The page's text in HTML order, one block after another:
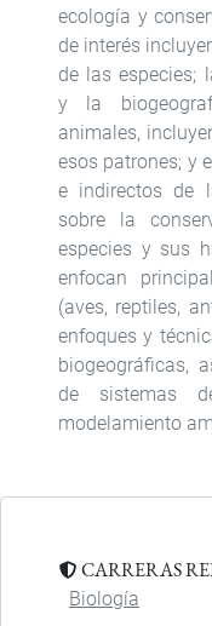
ecología y
de interés
de las especies;
y la
animales,
esos patrones; y
e indirectos de
sobre la
especies y sus
enfocan
(aves, reptiles,
enfoques y
biogeográficas,
de sistemas
modelamiento
CARRERAS
Biología